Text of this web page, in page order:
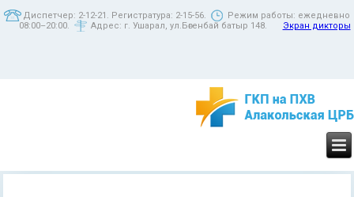
Диспетчер: 2-12-21. Регистратура: 2-15-56.
Режим работы: ежедневно
08:00–20:00.
Адрес: г. Ушарал, ул.Бөгенбай батыр 148. Экран дикторы